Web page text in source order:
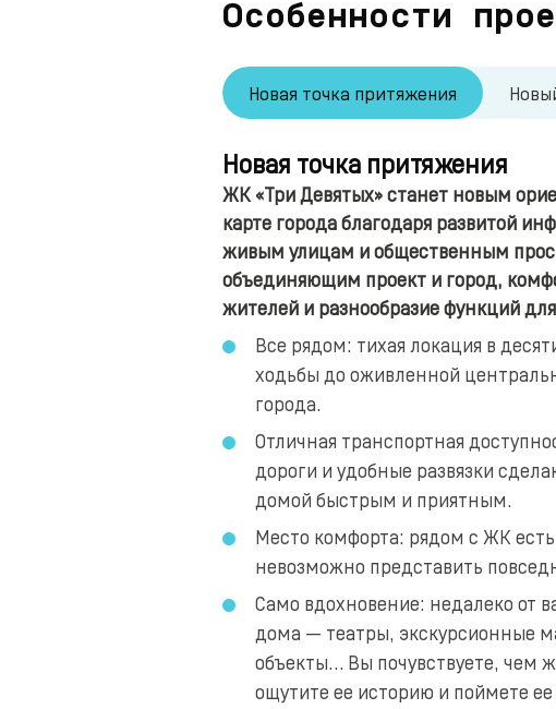
Особенности
Новая точка притяжения
Новая точка притяжения
ЖК «Три Девятых» станет новым
карте города благодаря развитой
живым улицам и общественным
объединяющим проект и город,
жителей и разнообразие функций
Все рядом: тихая локация в
ходьбы до оживленной
города.
Отличная транспортная
дороги и удобные развязки
домой быстрым и приятным.
Место комфорта: рядом с ЖК есть
невозможно представить
Само вдохновение: недалеко от
дома — театры, экскурсионные
объекты… Вы почувствуете, чем
ощутите ее историю и поймете ее